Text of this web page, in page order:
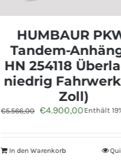
PKW-
Anhänger
Überlader
Fahrwerk (10
Ursprünglicher
€4.900,00Aktueller
Enthält 19% MwSt.
Quick View